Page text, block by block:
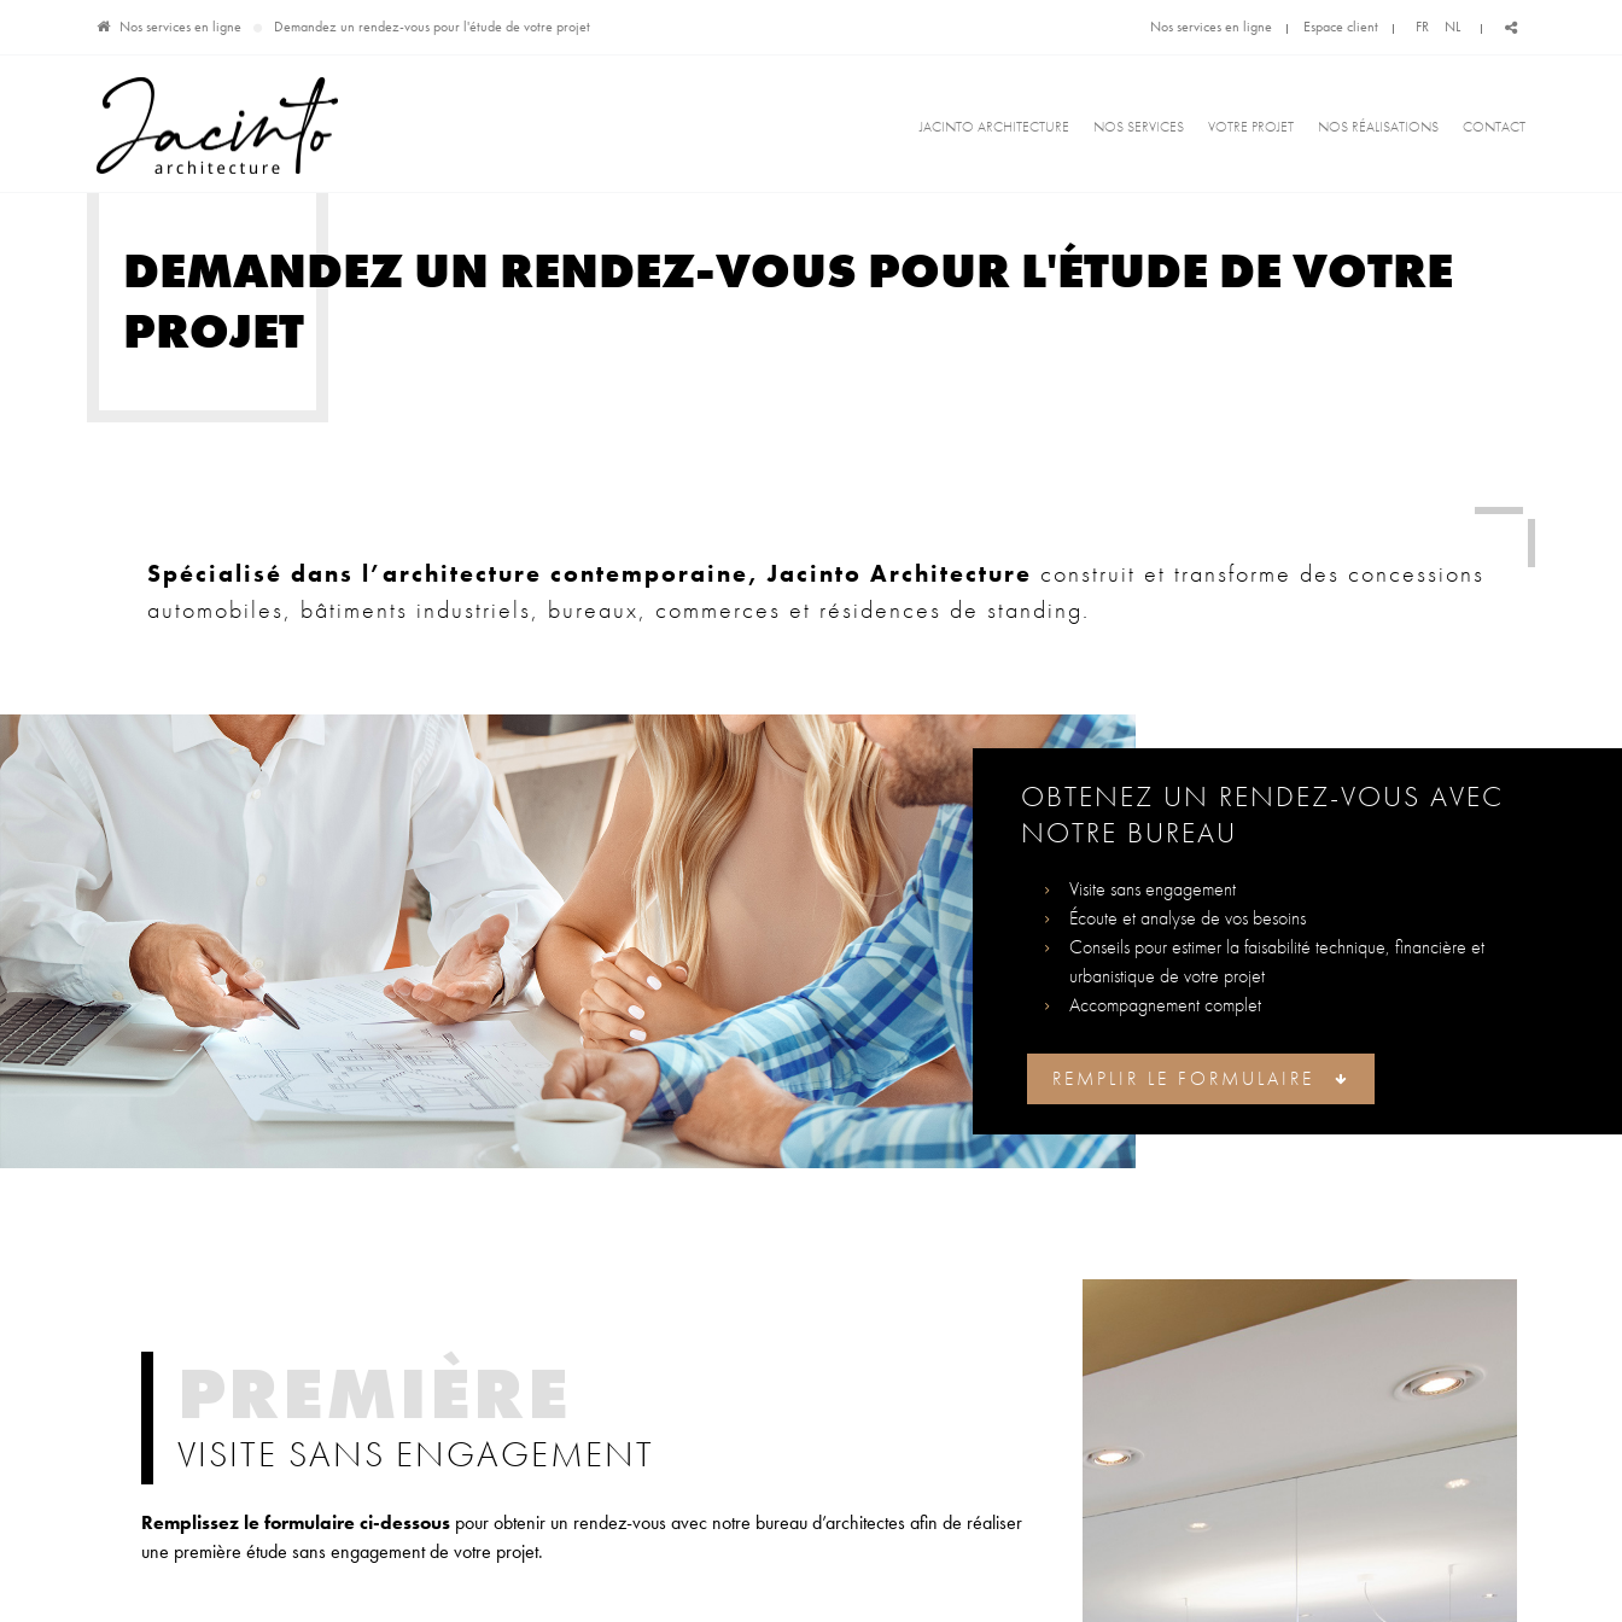
Nos services en ligne Espace client FR NL
Nos services en ligne Demandez un rendez-vous pour l'étude de votre projet
JACINTO ARCHITECTURE NOS SERVICES VOTRE PROJET NOS RÉALISATIONS CONTACT
DEMANDEZ UN RENDEZ-VOUS POUR L'ÉTUDE DE VOTRE
PROJET
Spécialisé dans l’architecture contemporaine, Jacinto Architecture construit et transforme des concessions
automobiles, bâtiments industriels, bureaux, commerces et résidences de standing.
OBTENEZ UN RENDEZ-VOUS AVEC
NOTRE BUREAU
Visite sans engagement
Écoute et analyse de vos besoins
Conseils pour estimer la faisabilité technique, financière et
urbanistique de votre projet
Accompagnement complet
REMPLIR LE FORMULAIRE
PREMIÈRE
VISITE SANS ENGAGEMENT
Remplissez le formulaire ci-dessous pour obtenir un rendez-vous avec notre bureau d’architectes afin de réaliser
une première étude sans engagement de votre projet.